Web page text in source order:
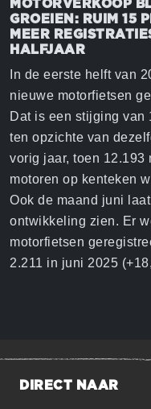
MOTORVERKOOP
GROEIEN: RUIM 15
MEER
HALFJAAR
In de eerste helft van
nieuwe motorfietsen
Dat is een stijging van
ten opzichte van
vorig jaar, toen 12.193
motoren op kenteken
Ook de maand juni
ontwikkeling zien. Er
motorfietsen
2.211 in juni 2025
DIRECT NAAR